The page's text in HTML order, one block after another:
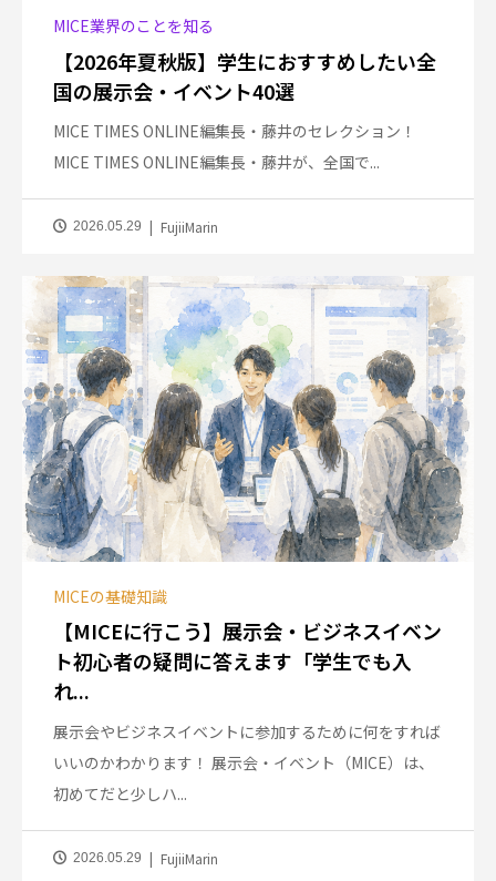
MICE業界のことを知る
【2026年夏秋版】学生におすすめしたい全
国の展示会・イベント40選
MICE TIMES ONLINE編集長・藤井のセレクション！
MICE TIMES ONLINE編集長・藤井が、全国で...
2026.05.29 FujiiMarin
MICEの基礎知識
【MICEに行こう】展示会・ビジネスイベン
ト初心者の疑問に答えます「学生でも入
れ...
展示会やビジネスイベントに参加するために何をすれば
いいのかわかります！ 展示会・イベント（MICE）は、
初めてだと少しハ...
2026.05.29 FujiiMarin